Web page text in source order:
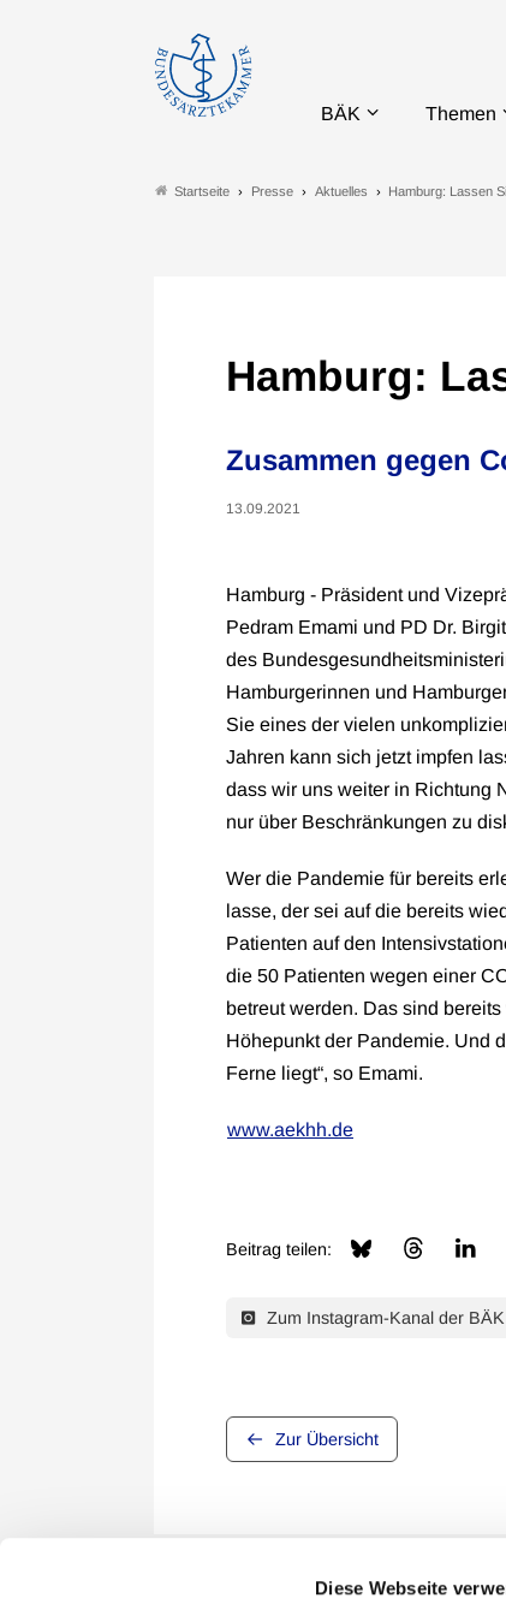
Diese Webseite
BÄK Themen
Startseite Presse Aktuelles Hamburg: Lassen
Hamburg:
Zusammen gegen
13.09.2021
Hamburg - Präsident und
Pedram Emami und PD Dr.
des
Hamburgerinnen und
Sie eines der vielen
Jahren kann sich jetzt impfen
dass wir uns weiter in Richtung
nur über Beschränkungen zu
Wer die Pandemie für bereits
lasse, der sei auf die bereits
Patienten auf den
die 50 Patienten wegen einer
betreut werden. Das sind
Höhepunkt der Pandemie. Und
Ferne liegt“, so Emami.
www.aekhh.de
Beitrag teilen:
Zum Instagram-Kanal der BÄK
Zur Übersicht